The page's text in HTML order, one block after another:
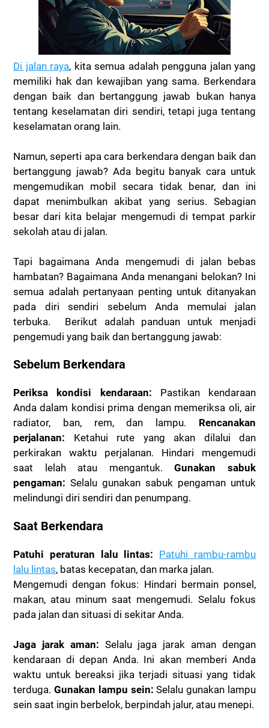
Di jalan raya, kita semua adalah pengguna jalan yang
memiliki hak dan kewajiban yang sama. Berkendara
dengan baik dan bertanggung jawab bukan hanya
tentang keselamatan diri sendiri, tetapi juga tentang
keselamatan orang lain.
Namun, seperti apa cara berkendara dengan baik dan
bertanggung jawab? Ada begitu banyak cara untuk
mengemudikan mobil secara tidak benar, dan ini
dapat menimbulkan akibat yang serius. Sebagian
besar dari kita belajar mengemudi di tempat parkir
sekolah atau di jalan.
Tapi bagaimana Anda mengemudi di jalan bebas
hambatan? Bagaimana Anda menangani belokan? Ini
semua adalah pertanyaan penting untuk ditanyakan
pada diri sendiri sebelum Anda memulai jalan
terbuka. Berikut adalah panduan untuk menjadi
pengemudi yang baik dan bertanggung jawab:
Sebelum Berkendara
Periksa kondisi kendaraan: Pastikan kendaraan
Anda dalam kondisi prima dengan memeriksa oli, air
radiator, ban, rem, dan lampu. Rencanakan
perjalanan: Ketahui rute yang akan dilalui dan
perkirakan waktu perjalanan. Hindari mengemudi
saat lelah atau mengantuk.Gunakan sabuk
pengaman: Selalu gunakan sabuk pengaman untuk
melindungi diri sendiri dan penumpang.
Saat Berkendara
Patuhi peraturan lalu lintas: Patuhi rambu-rambu
lalu lintas, batas kecepatan, dan marka jalan.
Mengemudi dengan fokus: Hindari bermain ponsel,
makan, atau minum saat mengemudi. Selalu fokus
pada jalan dan situasi di sekitar Anda.
Jaga jarak aman: Selalu jaga jarak aman dengan
kendaraan di depan Anda. Ini akan memberi Anda
waktu untuk bereaksi jika terjadi situasi yang tidak
terduga. Gunakan lampu sein: Selalu gunakan lampu
sein saat ingin berbelok, berpindah jalur, atau menepi.